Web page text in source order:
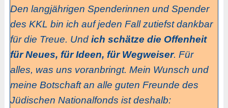
Den langjährigen Spenderinnen und Spender
des KKL bin ich auf jeden Fall zutiefst dankbar
für die Treue. Und ich schätze die Offenheit
für Neues, für Ideen, für Wegweiser. Für
alles, was uns voranbringt. Mein Wunsch und
meine Botschaft an alle guten Freunde des
Jüdischen Nationalfonds ist deshalb: